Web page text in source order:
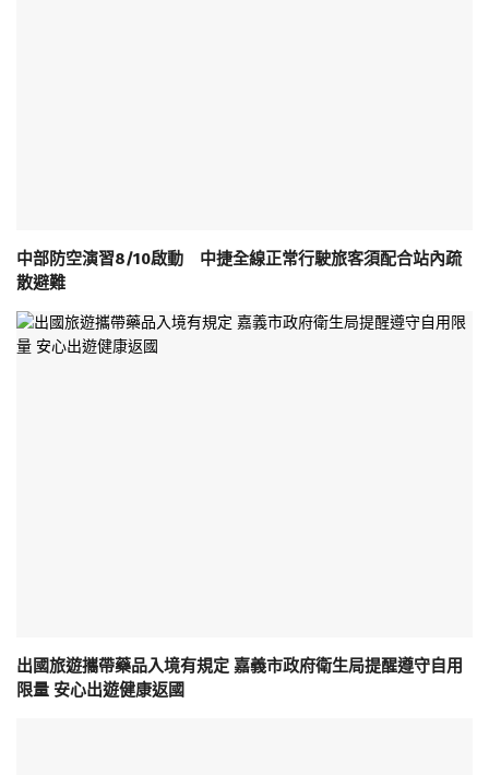
中部防空演習8/10啟動 中捷全線正常行駛旅客須配合站內疏
散避難
出國旅遊攜帶藥品入境有規定 嘉義市政府衛生局提醒遵守自用
限量 安心出遊健康返國